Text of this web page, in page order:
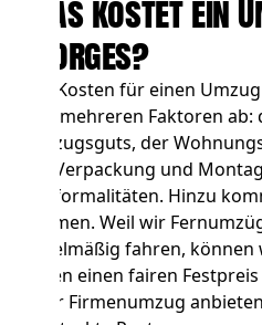
Was kostet ein
Morges?
Die Kosten für einen
von mehreren Faktoren
Umzugsguts, der
für Verpackung und
Zollformalitäten. Hinzu
Bremen. Weil wir
regelmäßig fahren,
Ihnen einen fairen
oder Firmenumzug